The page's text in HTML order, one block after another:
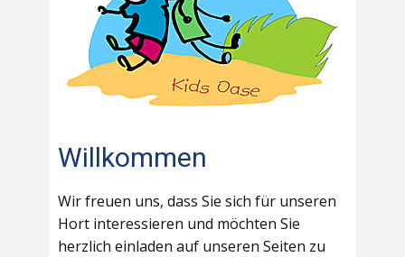
Willkommen
Wir freuen uns, dass Sie sich für unseren
Hort interessieren und möchten Sie
herzlich einladen auf unseren Seiten zu